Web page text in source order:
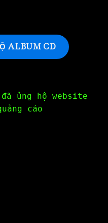
ALBUM CD
đã ủng hộ website
cáo